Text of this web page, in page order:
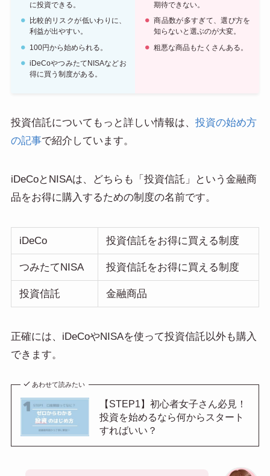
に投資できる。
比較的リスクが低いわりに、
利益が出やすい。
100円から始められる。
iDeCoやつみたてNISAなどお
得に買う制度がある。
期待できない。
商品数が多すぎて、選び方を
知らないと選ぶのが大変。
粗悪な商品もたくさんある。
投資信託についてもっと詳しい情報は、 投資の始め方
の記事で紹介しています。
iDeCoとNISAは、どちらも「投資信託」という金融商
品をお得に購入するための制度の名前です。
iDeCo 投資信託をお得に買える制度
つみたてNISA 投資信託をお得に買える制度
投資信託 金融商品
正確には、iDeCoやNISAを使って投資信託以外も購入
できます。
あわせて読みたい
【STEP1】初心者女子さん必見！
投資を始めるなら何からスタート
すればいい？